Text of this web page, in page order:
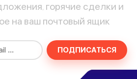
горячие сделки и
на ваш почтовый ящик
ПОДПИСАТЬСЯ